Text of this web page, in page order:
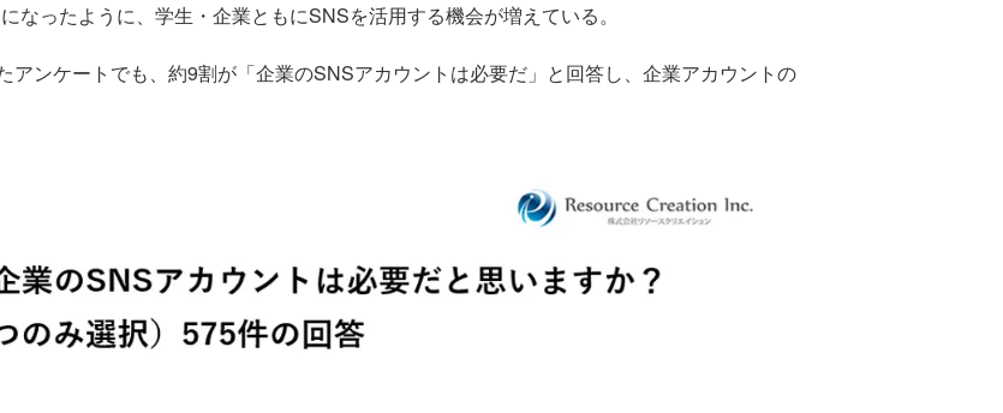
なったように、学生・企業ともにSNSを活用する機会が増えている。
ンケートでも、約9割が「企業のSNSアカウントは必要だ」と回答し、企業アカウントの